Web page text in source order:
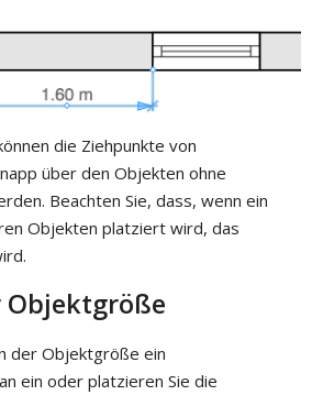
die Ziehpunkte von
über den Objekten ohne
Beachten Sie, dass, wenn ein
Objekten platziert wird, das
Objektgröße
der Objektgröße ein
ein oder platzieren Sie die